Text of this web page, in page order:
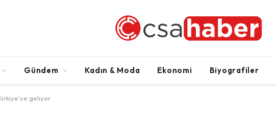
Gündem Kadın & Moda Ekonomi Biyografiler
geliyor